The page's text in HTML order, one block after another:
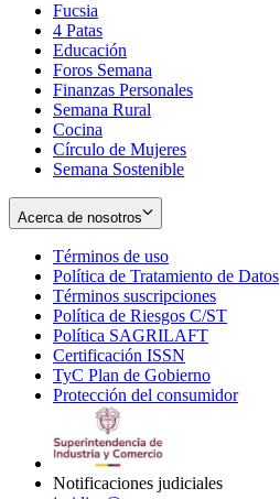
in
new
window
Fucsia
in
new
window
4 Patas
Educación
Foros Semana
Finanzas Personales
Semana Rural
Cocina
Círculo de Mujeres
Semana Sostenible
Acerca de nosotros
Términos de uso
in
new
window
Política de Tratamiento de Datos
Términos suscripciones
in
Política de Riesgos C/ST
Política SAGRILAFT
new
window
Certificación ISSN
in
new
TyC Plan de Gobierno
in
Protección del consumidorOpens
Notificaciones judiciales